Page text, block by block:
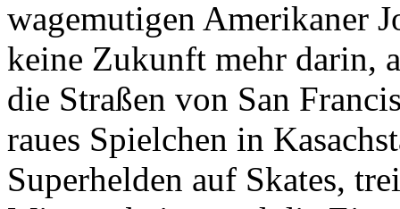
wagemutigen Amerikaner
keine Zukunft mehr darin,
die Straßen von San
raues Spielchen in
Superhelden auf Skates,